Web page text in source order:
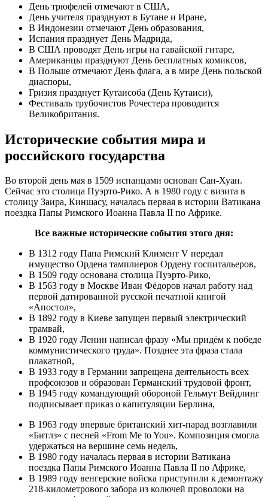
День трюфелей отмечают в США,
День учителя празднуют в Бутане и Иране,
В Индонезии отмечают День образования,
Испания празднует День Мадрида,
В США проводят День игры на гавайской гитаре,
Американцы празднуют День бесплатных комиксов,
В Польше отмечают День флага, а в мире День польской
диаспоры,
Гризия празднует Кутаисоба (День Кутаиси),
Фестиваль трубочистов Рочестера проводится
Великобритания.
Исторические события мира и
российского государства
Во второй день мая в 1509 испанцами основан Сан-Хуан.
Сейчас это столица Пуэрто-Рико. А в 1980 году с визита в
столицу Заира, Киншасу, началась первая в истории Ватикана
поездка Папы Римского Иоанна Павла II по Африке.
Все важные исторические события этого дня:
В 1312 году Папа Римский Климент V передал
имущество Ордена тамплиеров Ордену госпитальеров,
В 1509 году основана столица Пуэрто-Рико,
В 1563 году в Москве Иван Фёдоров начал работу над
первой датированной русской печатной книгой
«Апостол»,
В 1892 году в Киеве запущен первый электрический
трамвай,
В 1920 году Ленин написал фразу «Мы придём к победе
коммунистического труда». Позднее эта фраза стала
плакатной,
В 1933 году в Германии запрещена деятельность всех
профсоюзов и образован Германский трудовой фронт,
В 1945 году командующий обороной Гельмут Вейдлинг
подписывает приказ о капитуляции Берлина,
В 1963 году впервые британский хит-парад возглавили
«Битлз» с песней «From Me to You». Композиция смогла
удержаться на вершине семь недель,
В 1980 году началась первая в истории Ватикана
поездка Папы Римского Иоанна Павла II по Африке,
В 1989 году венгерские войска приступили к демонтажу
218-километрового забора из колючей проволоки на